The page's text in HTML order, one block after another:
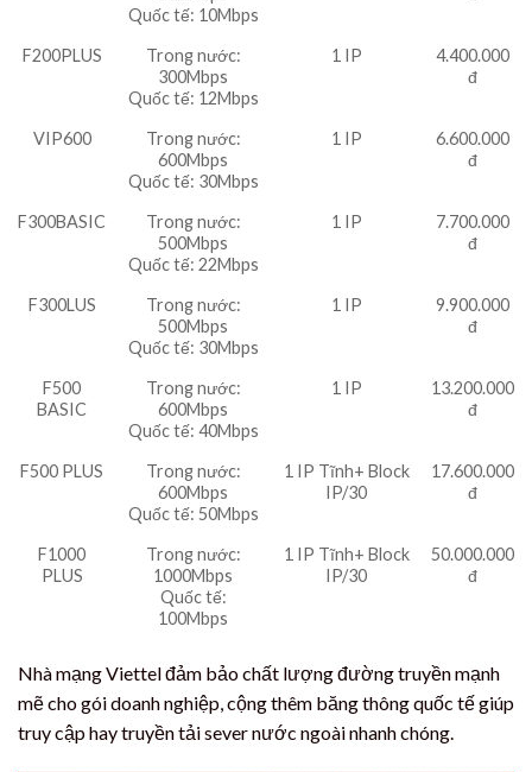
Quốc tế: 10Mbps
F200PLUS
Trong nước:
300Mbps
Quốc tế: 12Mbps
1 IP
4.400.000
đ
VIP600
Trong nước:
600Mbps
Quốc tế: 30Mbps
1 IP
6.600.000
đ
F300BASIC
Trong nước:
500Mbps
Quốc tế: 22Mbps
1 IP
7.700.000
đ
F300LUS
Trong nước:
500Mbps
Quốc tế: 30Mbps
1 IP
9.900.000
đ
F500
BASIC
Trong nước:
600Mbps
Quốc tế: 40Mbps
1 IP
13.200.000
đ
F500 PLUS
Trong nước:
600Mbps
Quốc tế: 50Mbps
1 IP Tĩnh+ Block
IP/30
17.600.000
đ
F1000
PLUS
Trong nước:
1000Mbps
Quốc tế:
100Mbps
1 IP Tĩnh+ Block
IP/30
50.000.000
đ
Nhà mạng Viettel đảm bảo chất lượng đường truyền mạnh
mẽ cho gói doanh nghiệp, cộng thêm băng thông quốc tế giúp
truy cập hay truyền tải sever nước ngoài nhanh chóng.